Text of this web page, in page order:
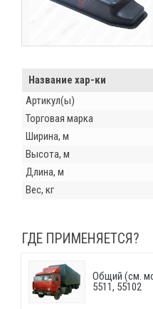
Название хар-ки
Артикул(ы)
Торговая марка
Ширина, м
Высота, м
Длина, м
Вес, кг
ГДЕ ПРИМЕНЯЕТСЯ?
Общий (см.
5511, 55102